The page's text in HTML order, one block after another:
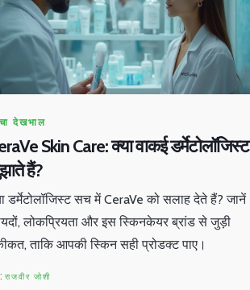
देखभाल
Skin Care: क्या वाकई डर्मेटोलॉजिस्ट
हैं?
डर्मेटोलॉजिस्ट सच में CeraVe को सलाह देते हैं? जानें
लोकप्रियता और इस स्किनकेयर ब्रांड से जुड़ी
ताकि आपकी स्किन सही प्रोडक्ट पाए।
राजवीर जोशी